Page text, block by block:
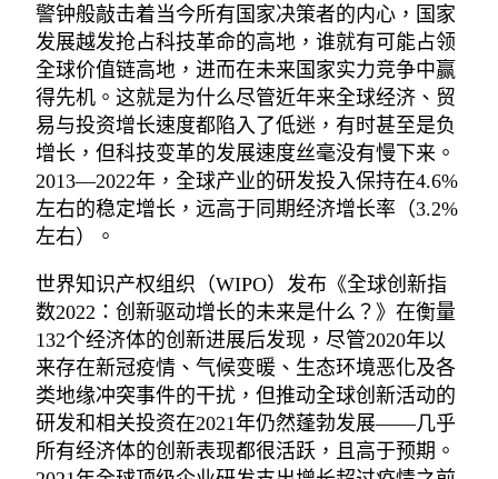
警钟般敲击着当今所有国家决策者的内心，国家
发展越发抢占科技革命的高地，谁就有可能占领
全球价值链高地，进而在未来国家实力竞争中赢
得先机。这就是为什么尽管近年来全球经济、贸
易与投资增长速度都陷入了低迷，有时甚至是负
增长，但科技变革的发展速度丝毫没有慢下来。
2013—2022年，全球产业的研发投入保持在4.6%
左右的稳定增长，远高于同期经济增长率（3.2%
左右）。
世界知识产权组织（WIPO）发布《全球创新指
数2022：创新驱动增长的未来是什么？》在衡量
132个经济体的创新进展后发现，尽管2020年以
来存在新冠疫情、气候变暖、生态环境恶化及各
类地缘冲突事件的干扰，但推动全球创新活动的
研发和相关投资在2021年仍然蓬勃发展——几乎
所有经济体的创新表现都很活跃，且高于预期。